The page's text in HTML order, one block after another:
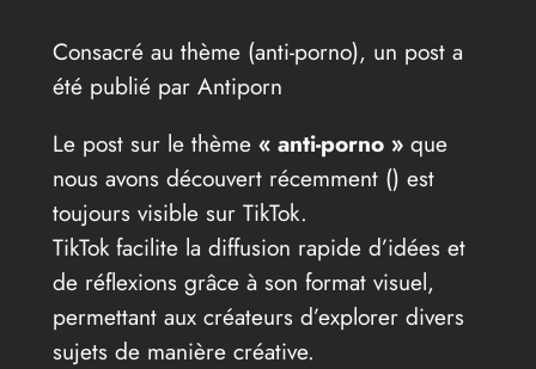
Consacré au thème (anti-porno), un post a
été publié par Antiporn
Le post sur le thème « anti-porno »que
nous avons découvert récemment () est
toujours visible sur TikTok.
TikTok facilite la diffusion rapide d’idées et
de réflexions grâce à son format visuel,
permettant aux créateurs d’explorer divers
sujets de manière créative.